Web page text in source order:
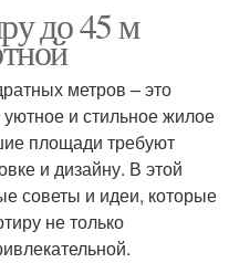
до 45 м
метров – это
и стильное жилое
площади требуют
и дизайну. В этой
советы и идеи, которые
не только